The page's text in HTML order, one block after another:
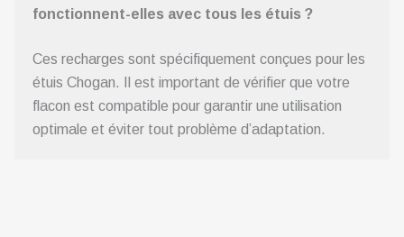
fonctionnent-elles avec tous les étuis ?
Ces recharges sont spécifiquement conçues pour les
étuis Chogan. Il est important de vérifier que votre
flacon est compatible pour garantir une utilisation
optimale et éviter tout problème d’adaptation.